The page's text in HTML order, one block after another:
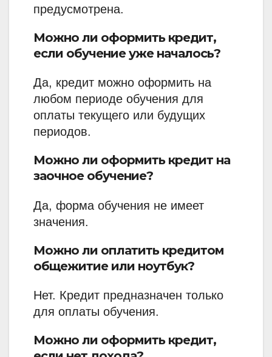
предусмотрена.
Можно ли оформить кредит,
если обучение уже началось?
Да, кредит можно оформить на
любом периоде обучения для
оплаты текущего или будущих
периодов.
Можно ли оформить кредит на
заочное обучение?
Да, форма обучения не имеет
значения.
Можно ли оплатить кредитом
общежитие или ноутбук?
Нет. Кредит предназначен только
для оплаты обучения.
Можно ли оформить кредит,